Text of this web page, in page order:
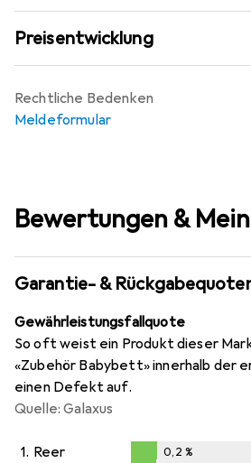
Preisentwicklung
Rechtliche Bedenken
Meldeformular
Bewertungen &
Garantie- &
Gewährleistungsfallquote
So oft weist ein Produkt dieser
«Zubehör Babybett» innerhalb der
einen Defekt auf.
Quelle: Galaxus
1. Reer 0,2 %